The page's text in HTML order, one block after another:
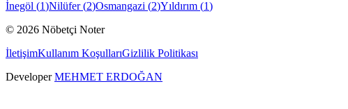
İnegöl (1)Nilüfer(2)Osmangazi (2)Yıldırım (1)
© 2026 Nöbetçi Noter
İletişimKullanım KoşullarıGizlilik Politikası
DeveloperMEHMET ERDOĞAN